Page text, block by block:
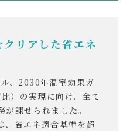
クリアした省エネ
、2030年温室効果ガ
）の実現に向け、全て
課せられました。
、省エネ適合基準を超